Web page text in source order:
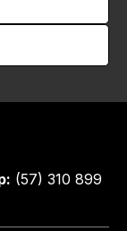
(57) 310 899